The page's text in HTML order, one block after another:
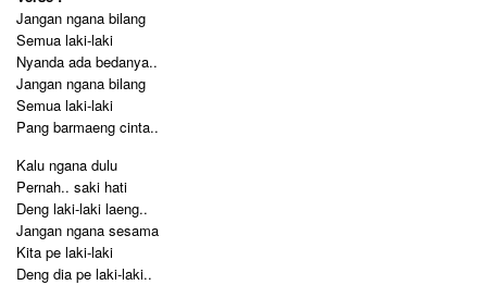
Jangan ngana bilang
Semua laki-laki
Nyanda ada bedanya..
Jangan ngana bilang
Semua laki-laki
Pang barmaeng cinta..
Kalu ngana dulu
Pernah.. saki hati
Deng laki-laki laeng..
Jangan ngana sesama
Kita pe laki-laki
Deng dia pe laki-laki..